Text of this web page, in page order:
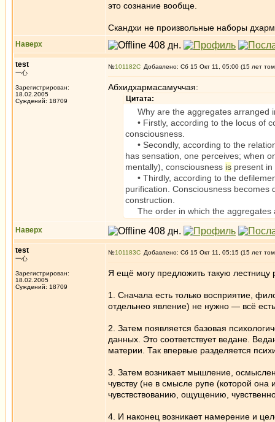
это сознание вообще.
Скандхи не произвольные наборы
Наверх
test
一心
Зарегистрирован:
18.02.2005
Суждений: 18709
№101182 Добавлено: Сб 15 Окт 11, 05:00 (15 лет
Абхидхармасамуччая:
Цитата:
Why are the aggregates arranged
• Firstly, according to the locus of
consciousness.
• Secondly, according to the
has sensation, one perceives; when
mentally), consciousness is present in
• Thirdly, according to the
purification. Consciousness
construction.
The order in which the aggregates
Наверх
test
一心
Зарегистрирован:
18.02.2005
Суждений: 18709
№101183 Добавлено: Сб 15 Окт 11, 05:15 (15 лет
Я ещё могу предложить такую лестницу
1. Сначала есть только восприятие,
отдельнео явление) не нужно — всё есть
2. Затем появляется базовая
данных. Это соответствует ведане.
материи. Так впервые разделяется
3. Затем возникает мышление,
чувству (не в смысле рупе (которой она
чувствствованию, ощущению,
4. И наконец возникает намерение и